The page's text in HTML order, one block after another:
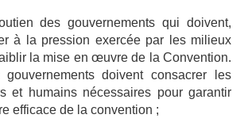
des gouvernements qui doivent,
à la pression exercée par les milieux
la mise en œuvre de la Convention.
gouvernements doivent consacrer les
et humains nécessaires pour garantir
efficace de la convention ;